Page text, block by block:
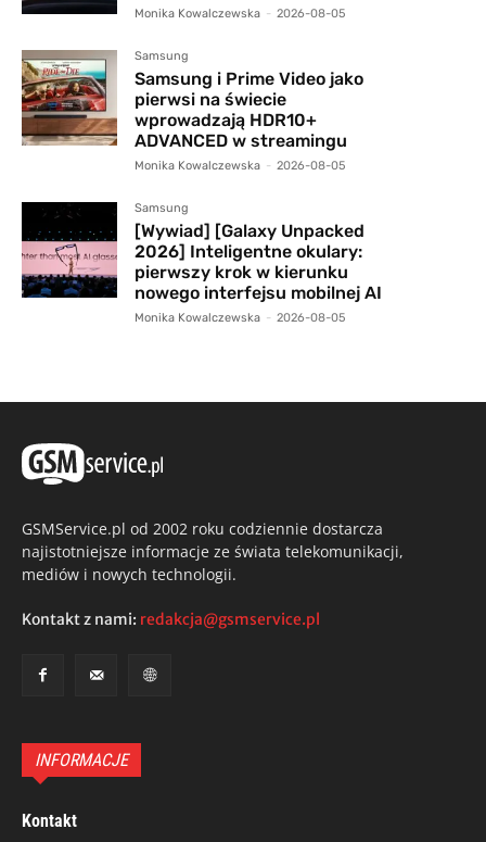
Monika Kowalczewska - 2026-08-05
Samsung
Samsung i Prime Video jako
pierwsi na świecie
wprowadzają HDR10+
ADVANCED w streamingu
Monika Kowalczewska - 2026-08-05
Samsung
[Wywiad] [Galaxy Unpacked
2026] Inteligentne okulary:
pierwszy krok w kierunku
nowego interfejsu mobilnej AI
Monika Kowalczewska - 2026-08-05
GSMService.pl od 2002 roku codziennie dostarcza
najistotniejsze informacje ze świata telekomunikacji,
mediów i nowych technologii.
Kontakt z nami: redakcja@gsmservice.pl
INFORMACJE
Kontakt